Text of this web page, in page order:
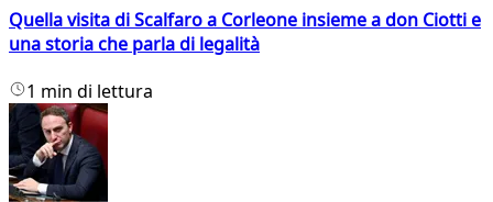
Quella visita di Scalfaro a Corleone insieme a don Ciotti e
una storia che parla di legalità
1 min di lettura